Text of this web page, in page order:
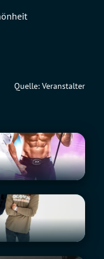
Quelle: Veranstalter